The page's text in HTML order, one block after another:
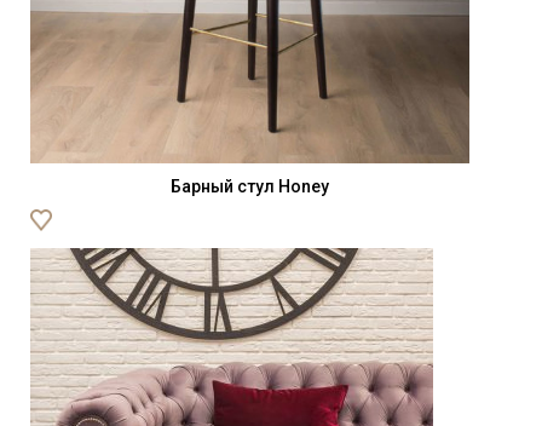
Барный стул Honey